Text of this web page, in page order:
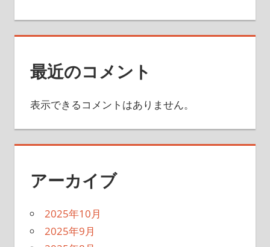
最近のコメント
表示できるコメントはありません。
アーカイブ
2025年10月
2025年9月